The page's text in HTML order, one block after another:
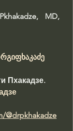
MD,
Пхакадзе.
@drpkhakadze